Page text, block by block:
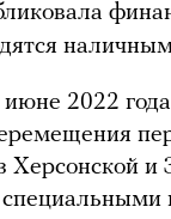
2022 года
Херсонской и